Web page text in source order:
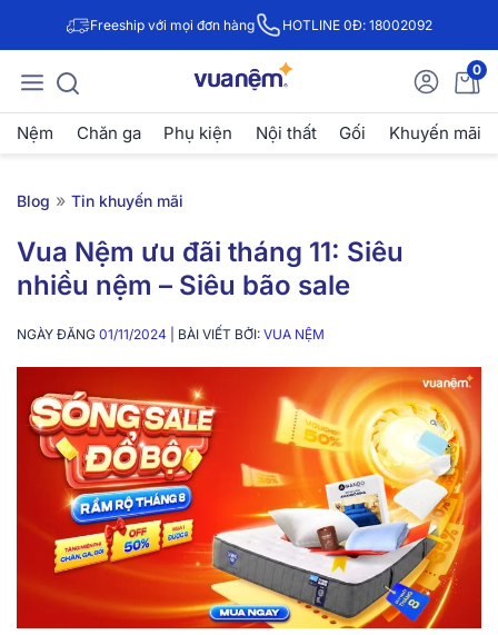
Freeship với mọi đơn hàng HOTLINE 0Đ: 18002092
0
Nệm Chăn ga Phụ kiện Nội thất Gối Khuyến mãi
Blog » Tin khuyến mãi
Vua Nệm ưu đãi tháng 11: Siêu
nhiều nệm – Siêu bão sale
NGÀY ĐĂNG 01/11/2024 | BÀI VIẾT BỞI: VUA NỆM